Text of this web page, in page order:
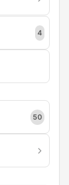
4
50